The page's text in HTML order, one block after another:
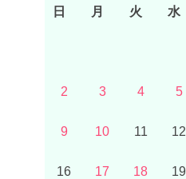
日 月 火 水
2 3 4 5
9 10 11 12
16 17 18 19